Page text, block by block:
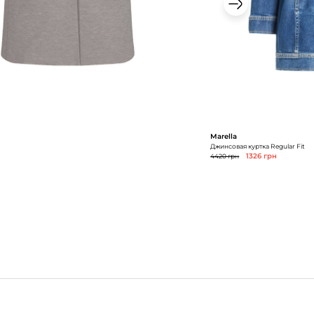
Marella
Джинсовая куртка Regular Fit
4420 грн
1326 грн